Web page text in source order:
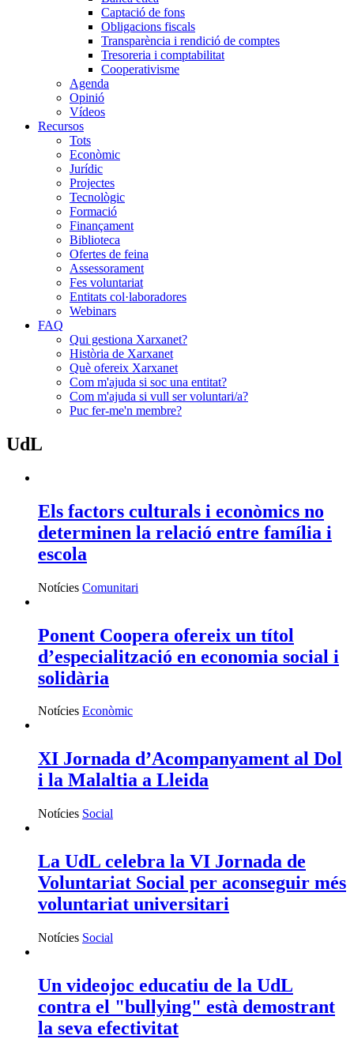
Captació de fons
Obligacions fiscals
Transparència i rendició de comptes
Tresoreria i comptabilitat
Cooperativisme
Agenda
Opinió
Vídeos
Recursos
Tots
Econòmic
Jurídic
Projectes
Tecnològic
Formació
Finançament
Biblioteca
Ofertes de feina
Assessorament
Fes voluntariat
Entitats col·laboradores
Webinars
FAQ
Qui gestiona Xarxanet?
Història de Xarxanet
Què ofereix Xarxanet
Com m'ajuda si soc una entitat?
Com m'ajuda si vull ser voluntari/a?
Puc fer-me'n membre?
UdL
Els factors culturals i econòmics no
determinen la relació entre família i
escola
Notícies Comunitari
Ponent Coopera ofereix un títol
d’especialització en economia social i
solidària
Notícies Econòmic
XI Jornada d’Acompanyament al Dol
i la Malaltia a Lleida
Notícies Social
La UdL celebra la VI Jornada de
Voluntariat Social per aconseguir més
voluntariat universitari
Notícies Social
Un videojoc educatiu de la UdL
contra el "bullying" està demostrant
la seva efectivitat